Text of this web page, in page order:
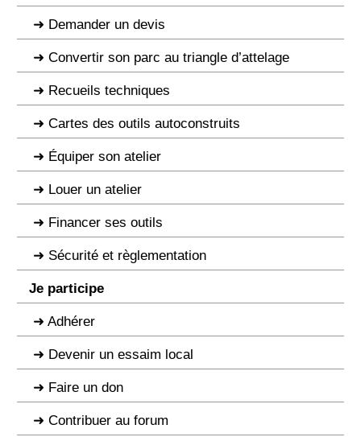
Demander un devis
Convertir son parc au triangle d’attelage
Recueils techniques
Cartes des outils autoconstruits
Équiper son atelier
Louer un atelier
Financer ses outils
Sécurité et règlementation
Je participe
Adhérer
Devenir un essaim local
Faire un don
Contribuer au forum